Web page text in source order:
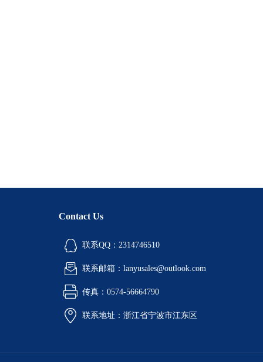
Contact Us
联系QQ：2314746510
联系邮箱：lanyusales@outlook.com
传真：0574-56664790
联系地址：浙江省宁波市江东区